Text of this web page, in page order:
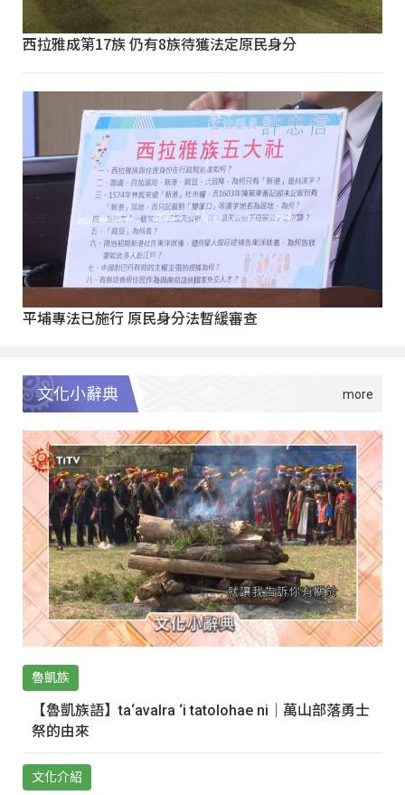
西拉雅成第17族 仍有8族待獲法定原民身分
平埔專法已施行 原民身分法暫緩審查
文化小辭典
魯凱族
【魯凱族語】ta‘avalra ‘i tatolohae ni｜萬山部落勇士
祭的由來
文化介紹